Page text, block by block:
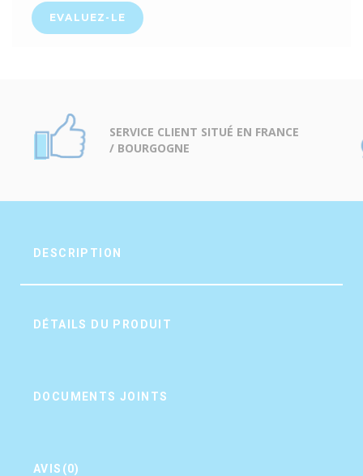
EVALUEZ-LE
SERVICE CLIENT SITUÉ EN FRANCE
/ BOURGOGNE
DESCRIPTION
DÉTAILS DU PRODUIT
DOCUMENTS JOINTS
AVIS(0)